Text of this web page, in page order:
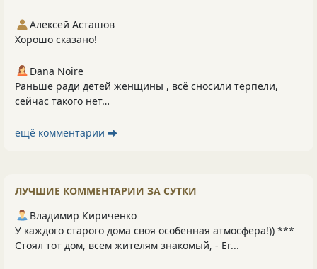
Алексей Асташов
Хорошо сказано!
Dana Noire
Раньше ради детей женщины , всё сносили терпели,
сейчас такого нет…
ещё комментарии ⮕
ЛУЧШИЕ КОММЕНТАРИИ ЗА СУТКИ
Владимир Кириченко
У каждого старого дома своя особенная атмосфера!)) ***
Стоял тот дом, всем жителям знакомый, - Ег...